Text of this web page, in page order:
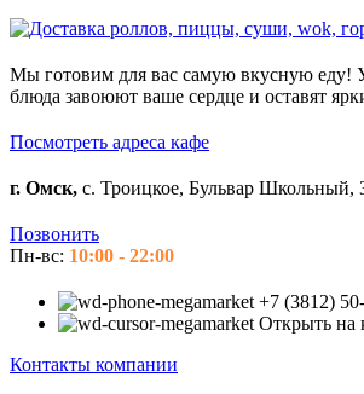
Мы готовим для вас самую вкусную еду!
блюда завоюют ваше сердце и оставят
Посмотреть адреса кафе
г. Омск, с. Троицкое, Бульвар Школьный,
Позвонить
Пн-вс: 10:00 - 22:00
+7 (3812)
Открыть на
Контакты компании